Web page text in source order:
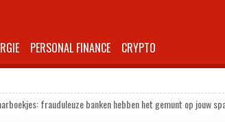
PERSONAL FINANCE CRYPTO
frauduleuze banken hebben het gemunt op jouw